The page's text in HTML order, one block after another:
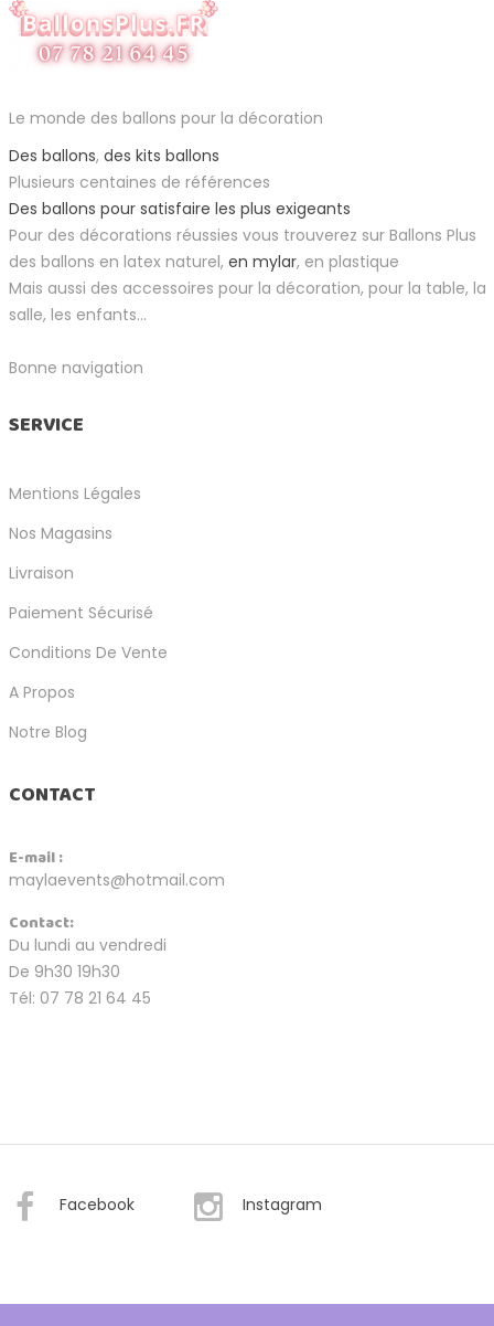
Le monde des ballons pour la décoration
Des ballons, des kits ballons
Plusieurs centaines de références
Des ballons pour satisfaire les plus exigeants
Pour des décorations réussies vous trouverez sur Ballons Plus
des ballons en latex naturel, en mylar, en plastique
Mais aussi des accessoires pour la décoration, pour la table, la
salle, les enfants...
Bonne navigation
SERVICE
Mentions Légales
Nos Magasins
Livraison
Paiement Sécurisé
Conditions De Vente
A Propos
Notre Blog
CONTACT
E-mail :
maylaevents@hotmail.com
Contact:
Du lundi au vendredi
De 9h30 19h30
Tél: 07 78 21 64 45
Facebook Instagram